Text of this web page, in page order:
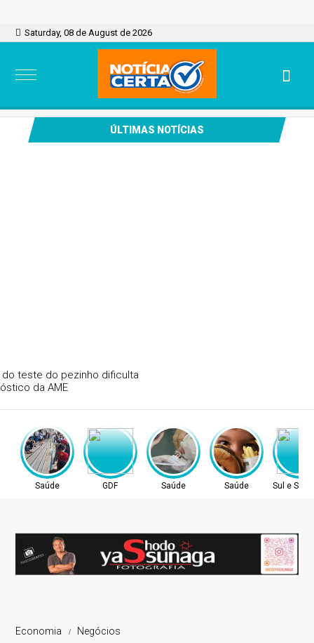
Saturday, 08 de August de 2026
ÚLTIMAS NOTÍCIAS
Atraso na ampliação do teste do pezinho dificulta
Saúde GDF Saúde Saúde Sul e
Economia Negócios